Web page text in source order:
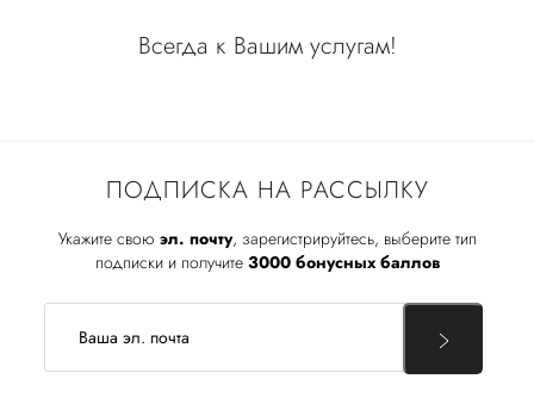
ПОДПИСКА НА РАССЫЛКУ
Укажите свою эл. почту, зарегистрируйтесь, выберите тип
подписки и получите 3000 бонусных баллов
Всегда к Вашим услугам!